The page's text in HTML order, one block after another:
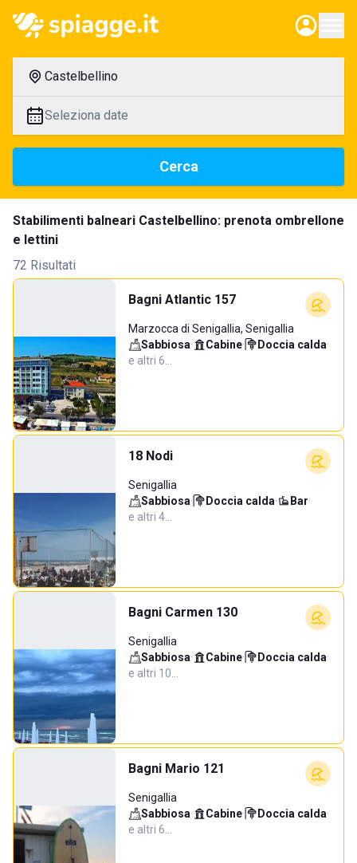
Castelbellino
Seleziona date
Cerca
Stabilimenti balneari Castelbellino: prenota ombrellone
e lettini
72 Risultati
Bagni Atlantic 157
Marzocca di Senigallia, Senigallia
Sabbiosa· Cabine· Doccia calda·
e altri 6…
18 Nodi
Senigallia
Sabbiosa· Doccia calda· Bar·
e altri 4…
Bagni Carmen 130
Senigallia
Sabbiosa· Cabine· Doccia calda·
e altri 10…
Bagni Mario 121
Senigallia
Sabbiosa· Cabine· Doccia calda·
e altri 6…